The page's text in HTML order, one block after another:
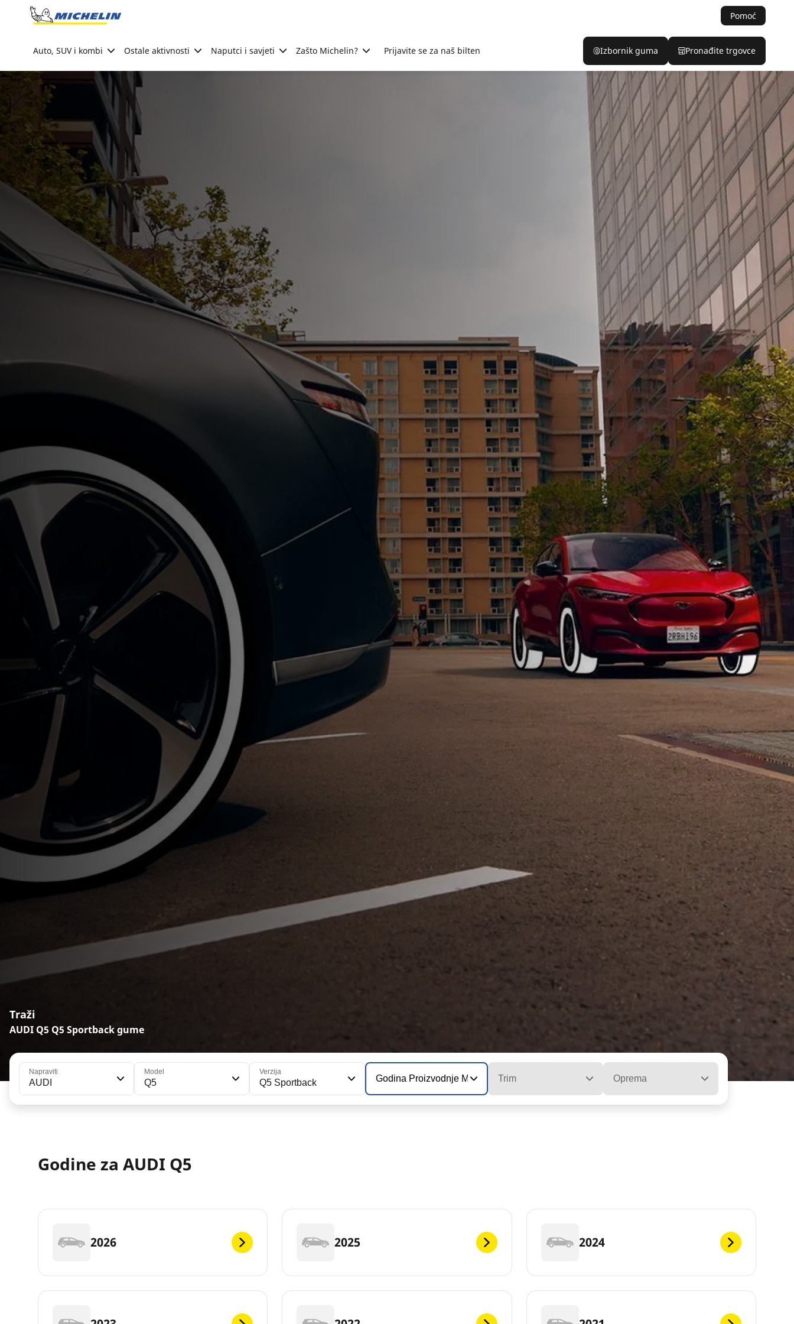
Go to page content
Pomoć
Auto, SUV i kombi Ostale aktivnosti Naputci i savjeti Zašto Michelin? Prijavite se za naš bilten Izbornik guma Pronađite trgovce
Traži
AUDI Q5 Q5 Sportback gume
Napraviti
AUDI
Model
Q5
Verzija
Q5 Sportback Godina Proizvodnje Modela Trim Oprema
Godine za AUDI Q5
2026 2025 2024